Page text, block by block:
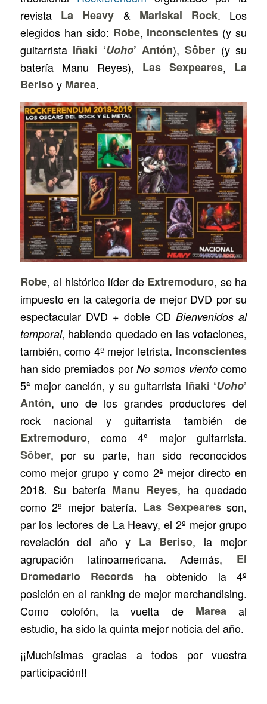
revista La Heavy & Mariskal Rock. Los
elegidos han sido: Robe, Inconscientes (y su
guitarrista Iñaki ‘Uoho’ Antón),Sôber (y su
batería Manu Reyes), Las Sexpeares, La
Berisoy Marea.
Robe, el histórico líder de Extremoduro, se ha
impuesto en la categoría de mejor DVD por su
espectacular DVD + doble CDBienvenidos al
temporal, habiendo quedado en las votaciones,
también, como 4º mejor letrista. Inconscientes
han sido premiados porNo somos vientocomo
5ª mejor canción, y su guitarrista Iñaki ‘Uoho’
Antón, uno de los grandes productores del
rock nacional y guitarrista también de
Extremoduro, como 4º mejor guitarrista.
Sôber, por su parte, han sido reconocidos
como mejor grupo y como 2ª mejor directo en
2018. Su batería Manu Reyes, ha quedado
como 2º mejor batería. Las Sexpearesson,
par los lectores de La Heavy, el 2º mejor grupo
revelación del año y La Beriso, la mejor
agrupación latinoamericana. Además, El
Dromedario Records ha obtenido la 4º
posición en el ranking de mejor merchandising.
Como colofón, la vuelta de Marea al
estudio, ha sido la quinta mejor noticia del año.
¡¡Muchísimas gracias a todos por vuestra
participación!!